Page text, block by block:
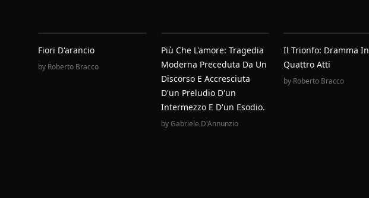
Fiori D'arancio
by Roberto Bracco
Più Che L'amore: Tragedia
Moderna Preceduta Da Un
Discorso E Accresciuta
D'un Preludio D'un
Intermezzo E D'un Esodio.
byGabriele D'Annunzio
Il Trionfo: Dramma In
Quattro Atti
by Roberto Bracco